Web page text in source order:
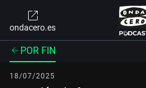
ondacero.es
POR FIN
18/07/2025